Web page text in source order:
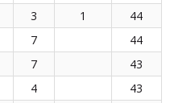
3 1
44
7
44
7
43
4
43